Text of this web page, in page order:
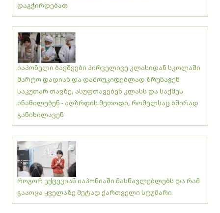
დაგჭირდებათ
იაპონელი ბავშვები პირველივე კლასიდან სკოლაში
მარტო დადიან და დამოუკიდებლად ზრუნავენ
საკუთარ თავზე, ასუფთავებენ კლასს და საქმეს
ინაწილებენ - აღზრდის მეთოდი, რომელსაც ხშირად
განიხილავენ
როგორ ექცევიან იაპონიაში მასწავლებლებს და რამ
გააოცა ყველაზე მეტად ქართველი სტუმარი